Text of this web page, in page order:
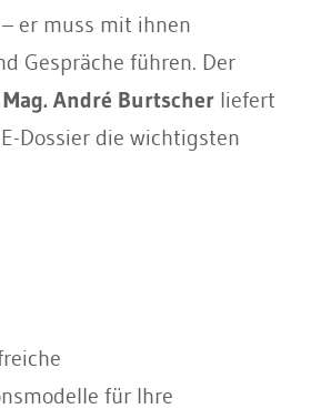
er muss mit ihnen
Gespräche führen. Der
André Burtscher liefert
Dossier die wichtigsten
für Ihre